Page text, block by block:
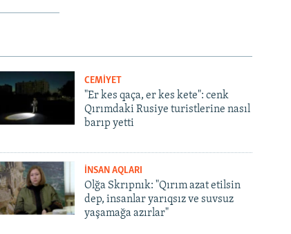
CEMİYET
"Er kes qaça, er kes kete": cenk
Qırımdaki Rusiye turistlerine nasıl
barıp yetti
İNSAN AQLARI
Olğa Skrıpnık: "Qırım azat etilsin
dep, insanlar yarıqsız ve suvsuz
yaşamağa azırlar"